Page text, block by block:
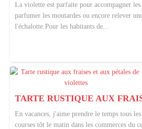
La violette est parfaite pour accompagner les
parfumer les moutardes ou encore relever
l'échalotte.Pour les habitants de...
En vacances, j'aime prendre le temps tous
courses tôt le matin dans les commerces du